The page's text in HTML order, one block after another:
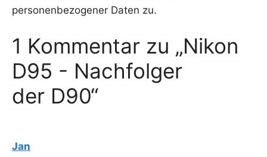
personenbezogener Daten zu.
1 Kommentar zu „Nikon
D95 - Nachfolger
der D90“
Jan